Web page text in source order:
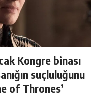
Kongre binası
suçluluğunu
of Thrones’